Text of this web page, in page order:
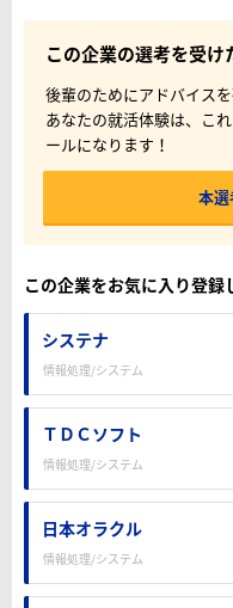
この企業の選考を受け
後輩のためにアドバイス
あなたの就活体験は、こ
ールになります！
本選
この企業をお気に入り登
システナ
情報処理/システム
ＴＤＣソフト
情報処理/システム
日本オラクル
情報処理/システム